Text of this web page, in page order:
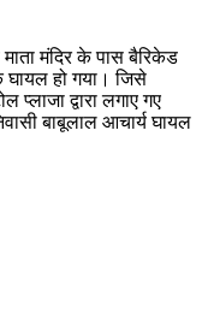
मंदिर के पास बैरिकेड
हो गया। जिसे
प्लाजा द्वारा लगाए गए
बाबूलाल आचार्य घायल